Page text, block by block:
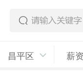
昌平区 薪资